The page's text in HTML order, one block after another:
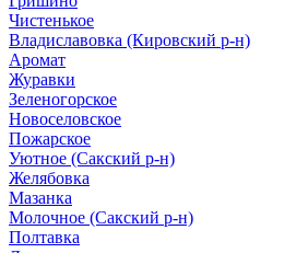
Чистенькое
Владиславовка (Кировский р-н)
Аромат
Журавки
Зеленогорское
Новоселовское
Пожарское
Уютное (Сакский р-н)
Желябовка
Мазанка
Молочное (Сакский р-н)
Полтавка